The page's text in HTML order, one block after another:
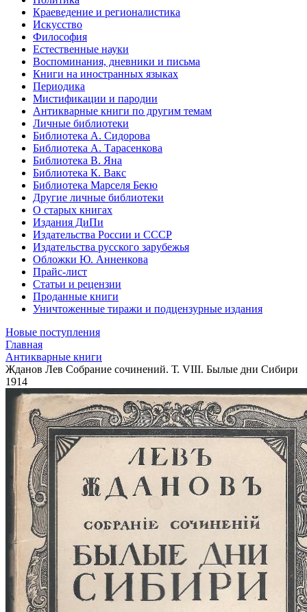
Краеведение и регионалистика
Искусство
Философия
Естественные науки
Воспоминания, дневники и письма
Книги на иностранных языках
Периодика
Мистификации и пародии
Антикварные книги по другим темам
Личные библиотеки
Библиотека А. Сидорова
Библиотека А. Тарасенкова
Библиотека В. Яна
Библиотека К. Вакс
Библиотека Марселя Бекю
Другие личные библиотеки
О старых книгах
Издания ДиПи
Издательства России и СССР
Издательства русского зарубежья
Обложки Ю. Анненкова
Прайс-лист
Статьи и рецензии
Проданные книги
Уничтоженные тиражи и подцензурные издания
Новые поступления
Главная
Антикварные книги
Жданов Лев Собрание сочинений. Т. VIII. Былые дни Сибири
1914